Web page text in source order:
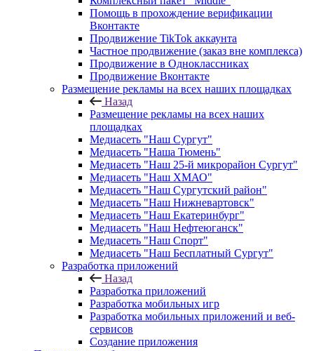
Помощь в прохождение верификации
Вконтакте
Продвижение TikTok аккаунта
Частное продвижение (заказ вне комплекса)
Продвижение в Одноклассниках
Продвижение Вконтакте
Размещение рекламы на всех наших площадках
Назад
Размещение рекламы на всех наших
площадках
Медиасеть "Наш Сургут"
Медиасеть "Наша Тюмень"
Медиасеть "Наш 25-й микрорайон Сургут"
Медиасеть "Наш ХМАО"
Медиасеть "Наш Сургутский район"
Медиасеть "Наш Нижневартовск"
Медиасеть "Наш Екатеринбург"
Медиасеть "Наш Нефтеюганск"
Медиасеть "Наш Спорт"
Медиасеть "Наш Бесплатный Сургут"
Разработка приложений
Назад
Разработка приложений
Разработка мобильных игр
Разработка мобильных приложений и веб-
сервисов
Создание приложения